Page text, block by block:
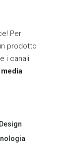
Per
prodotto
i canali
media